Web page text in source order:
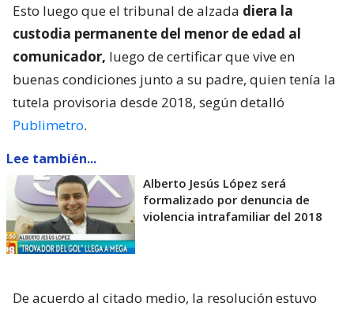
Esto luego que el tribunal de alzada diera la
custodia permanente del menor de edad al
comunicador, luego de certificar que vive en
buenas condiciones junto a su padre, quien tenía la
tutela provisoria desde 2018, según detalló
Publimetro.
Lee también...
Alberto Jesús López será
formalizado por denuncia de
violencia intrafamiliar del 2018
De acuerdo al citado medio, la resolución estuvo